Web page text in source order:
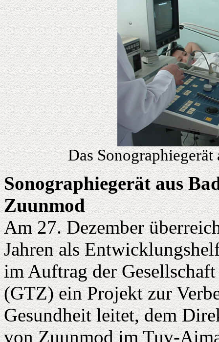
Das
Sonographiegerät aus
Zuunmod
Am 27. Dezember
Jahren als
im Auftrag der
(GTZ) ein Projekt zur
Gesundheit leitet, dem
von Zuunmod im Tuv-